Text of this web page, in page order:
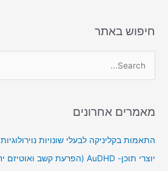
חיפוש באתר
rמאמרים אחרונים
התאמות בקליניקה לבעלי שונויות נוירולוגיות
יוצרי תוכן- AuDHD (הפרעת קשב ואוטיזם יחד)